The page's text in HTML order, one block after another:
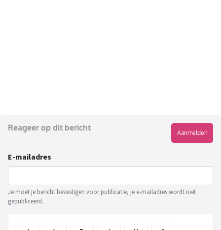
Reageer op dit bericht
Aanmelden
E-mailadres
Je moet je bericht bevestigen voor publicatie, je e-mailadres wordt niet
gepubliceerd.